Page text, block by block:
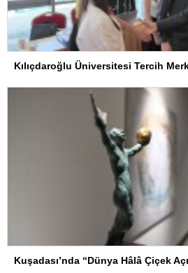
Kılıçdaroğlu Üniversitesi Tercih